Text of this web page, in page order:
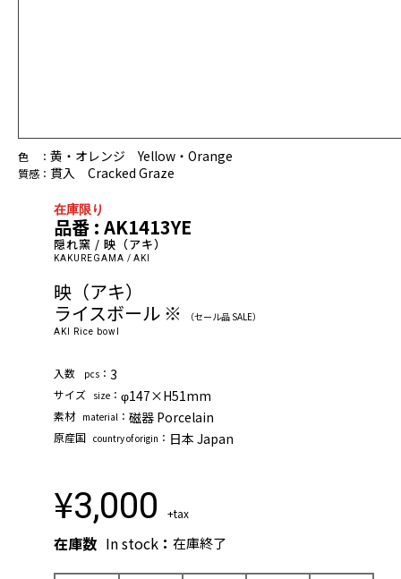
色 ： 黄・オレンジ Yellow・Orange
質感： 貫入 Cracked Graze
在庫限り
品番 : AK1413YE
隠れ窯 / 映（アキ）
KAKUREGAMA / AKI
映（アキ）
ライスボール ※
（セール品 SALE）
AKI Rice bowl
⼊数 pcs ： 3
サイズ size ： φ147×H51mm
素材 material ： 磁器 Porcelain
原産国 country of origin ： 日本 Japan
¥3,000 +tax
在庫数 In stock ： 在庫終了